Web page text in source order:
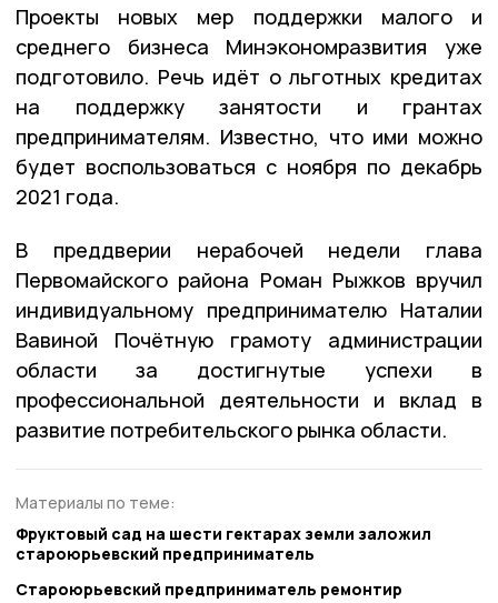
Проекты новых мер поддержки малого и
среднего бизнеса Минэкономразвития уже
подготовило. Речь идёт о льготных кредитах
на поддержку занятости и грантах
предпринимателям. Известно, что ими можно
будет воспользоваться с ноября по декабрь
2021 года.
В преддверии нерабочей недели глава
Первомайского района Роман Рыжков вручил
индивидуальному предпринимателю Наталии
Вавиной Почётную грамоту администрации
области за достигнутые успехи в
профессиональной деятельности и вклад в
развитие потребительского рынка области.
Материалы по теме:
Фруктовый сад на шести гектарах земли заложил
староюрьевский предприниматель
Староюрьевский предприниматель ремонтир